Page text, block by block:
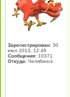
Зарегистрирован: 30
июл 2013, 12:48
Сообщения: 10371
Откуда: Челябинск